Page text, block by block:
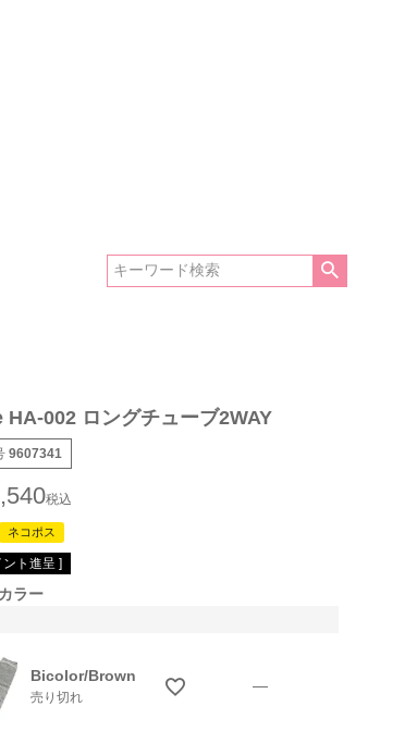
HA-002 ロングチューブ2WAY
9607341
税込
ネコポス
ント進呈 ]
ラー
Bicolor/Brown
売り切れ
—